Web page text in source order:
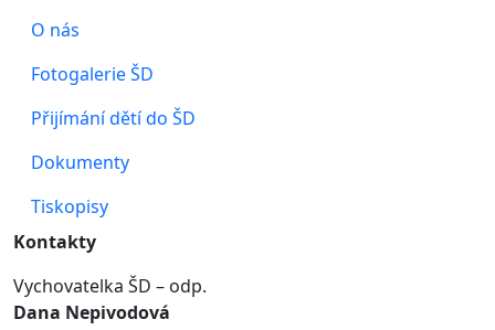
O nás
Fotogalerie ŠD
Přijímání dětí do ŠD
Dokumenty
Tiskopisy
Kontakty
Vychovatelka ŠD – odp.
Dana Nepivodová